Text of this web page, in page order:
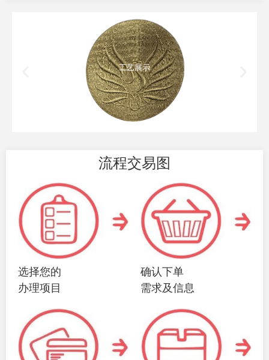
工艺展示
流程交易图
选择您的
办理项目
确认下单
需求及信息